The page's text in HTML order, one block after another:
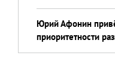
Юрий Афонин
приоритетности